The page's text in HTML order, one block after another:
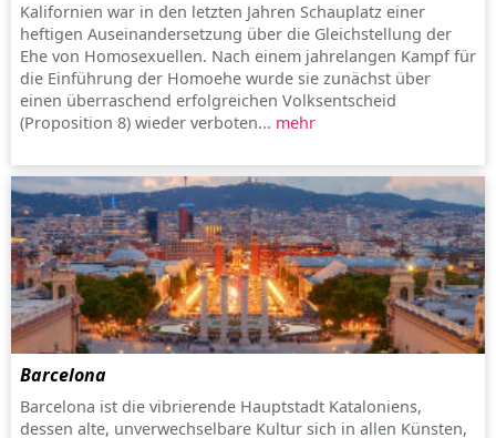
Kalifornien war in den letzten Jahren Schauplatz einer
heftigen Auseinandersetzung über die Gleichstellung der
Ehe von Homosexuellen. Nach einem jahrelangen Kampf für
die Einführung der Homoehe wurde sie zunächst über
einen überraschend erfolgreichen Volksentscheid
(Proposition 8) wieder verboten... mehr
Barcelona
Barcelona ist die vibrierende Hauptstadt Kataloniens,
dessen alte, unverwechselbare Kultur sich in allen Künsten,